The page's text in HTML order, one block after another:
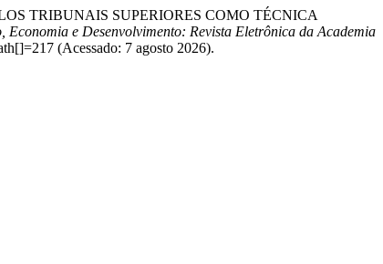
TRIBUNAIS SUPERIORES COMO TÉCNICA
Economia e Desenvolvimento: Revista Eletrônica da Academia
(Acessado: 7 agosto 2026).